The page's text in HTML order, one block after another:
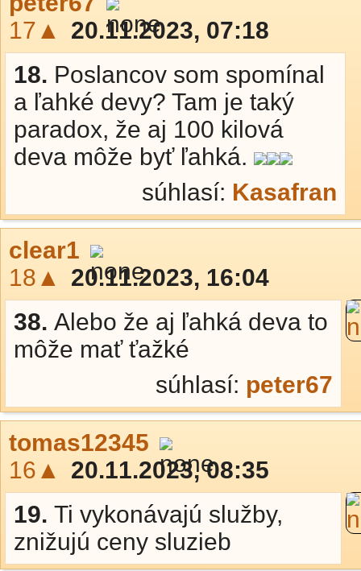
17▲
20.11.2023, 07:18
18. Poslancov som spomínal
a ľahké devy? Tam je taký
paradox, že aj 100 kilová
deva môže byť ľahká.
súhlasí: Kasafran
clear1
18▲
20.11.2023, 16:04
38. Alebo že aj ľahká deva to
môže mať ťažké
súhlasí: peter67
tomas12345
16▲
20.11.2023, 08:35
19. Ti vykonávajú služby,
znižujú ceny sluzieb